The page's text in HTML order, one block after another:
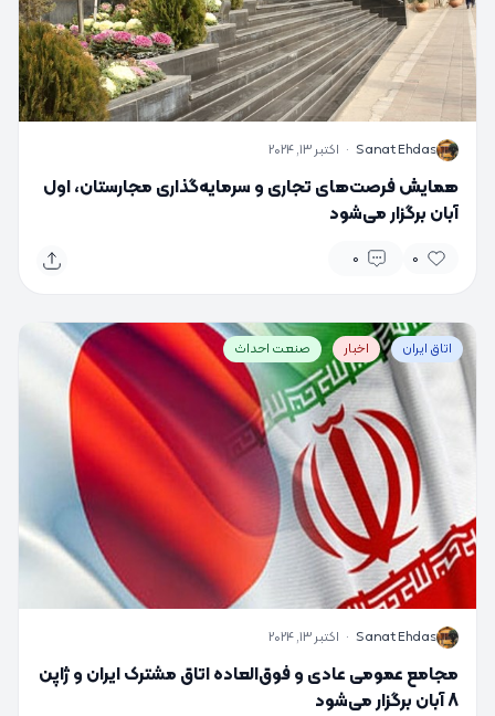
S
Sanat Ehdas
· اکتبر 13, 2024
همایش فرصت‌های تجاری و سرمایه‌گذاری مجارستان، اول
آبان برگزار می‌شود
0
0
اتاق ایران اخبار صنعت احداث
S
Sanat Ehdas
· اکتبر 13, 2024
مجامع عمومی عادی و فوق‌العاده اتاق مشترک ایران و ژاپن
8 آبان برگزار می‌شود